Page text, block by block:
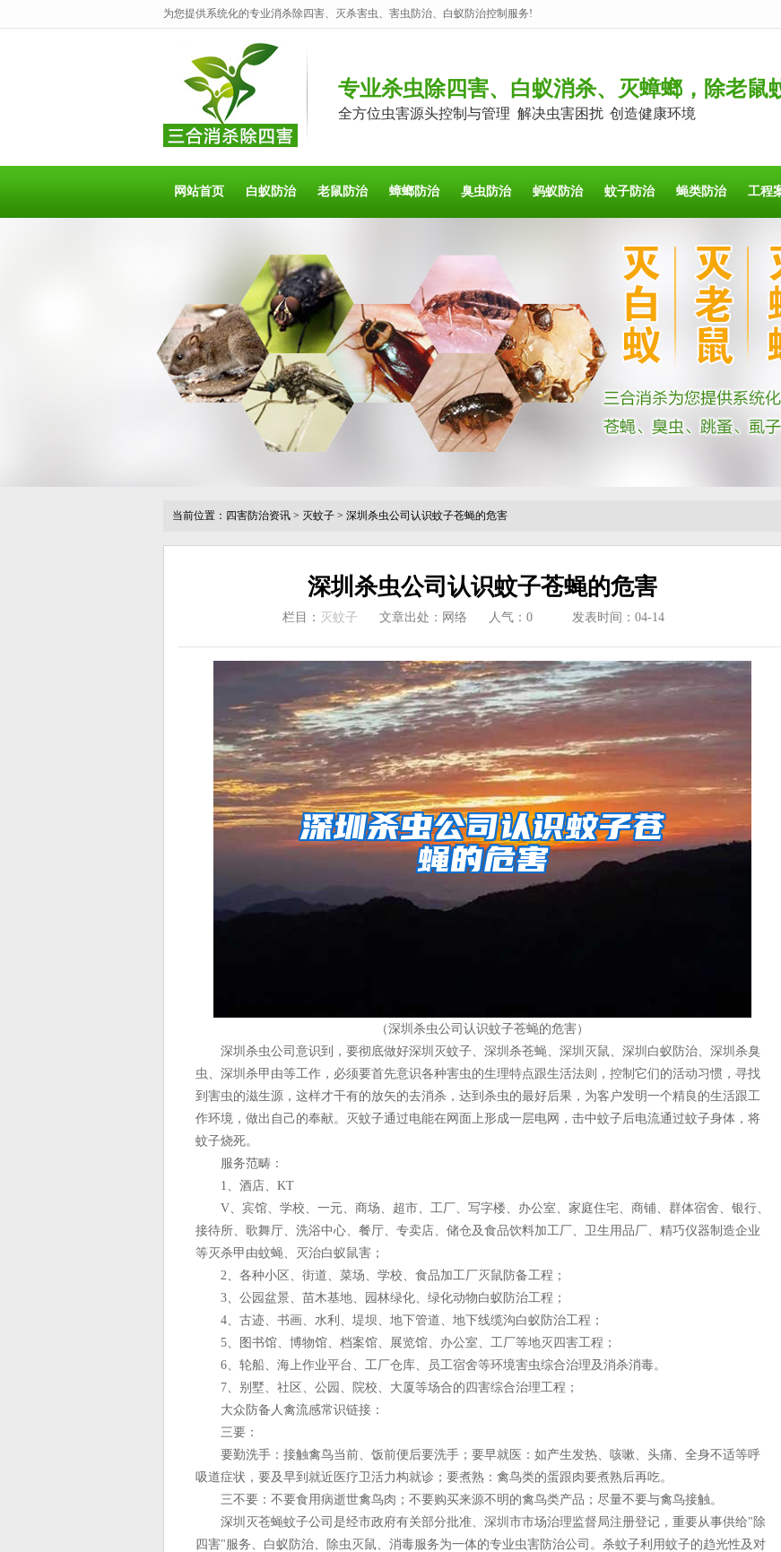
为您提供系统化的专业消杀除四害、灭杀害虫、害虫防治、白蚁防治控制服务!
专业杀虫除四害、白蚁消杀、灭蟑螂，除老鼠
全方位虫害源头控制与管理 解决虫害困扰 创造健康环境
网站首页 白蚁防治 老鼠防治 蟑螂防治 臭虫防治 蚂蚁防治 蚊子防治 蝇类防治 工程
当前位置： 四害防治资讯 > 灭蚊子 > 深圳杀虫公司认识蚊子苍蝇的危害
深圳杀虫公司认识蚊子苍蝇的危害
栏目： 灭蚊子 文章出处：网络 人气： 0 发表时间：04-14
（深圳杀虫公司认识蚊子苍蝇的危害）
深圳杀虫公司意识到，要彻底做好深圳灭蚊子、深圳杀苍蝇、深圳灭鼠、深圳白蚁防治、深圳杀臭
虫、深圳杀甲由等工作，必须要首先意识各种害虫的生理特点跟生活法则，控制它们的活动习惯，寻找
到害虫的滋生源，这样才干有的放矢的去消杀，达到杀虫的最好后果，为客户发明一个精良的生活跟工
作环境，做出自己的奉献。灭蚊子通过电能在网面上形成一层电网，击中蚊子后电流通过蚊子身体，将
蚊子烧死。
服务范畴：
1、酒店、KT
V、宾馆、学校、一元、商场、超市、工厂、写字楼、办公室、家庭住宅、商铺、群体宿舍、银行、
接待所、歌舞厅、洗浴中心、餐厅、专卖店、储仓及食品饮料加工厂、卫生用品厂、精巧仪器制造企业
等灭杀甲由蚊蝇、灭治白蚁鼠害；
2、各种小区、街道、菜场、学校、食品加工厂灭鼠防备工程；
3、公园盆景、苗木基地、园林绿化、绿化动物白蚁防治工程；
4、古迹、书画、水利、堤坝、地下管道、地下线缆沟白蚁防治工程；
5、图书馆、博物馆、档案馆、展览馆、办公室、工厂等地灭四害工程；
6、轮船、海上作业平台、工厂仓库、员工宿舍等环境害虫综合治理及消杀消毒。
7、别墅、社区、公园、院校、大厦等场合的四害综合治理工程；
大众防备人禽流感常识链接：
三要：
要勤洗手：接触禽鸟当前、饭前便后要洗手；要早就医：如产生发热、咳嗽、头痛、全身不适等呼
吸道症状，要及早到就近医疗卫活力构就诊；要煮熟：禽鸟类的蛋跟肉要煮熟后再吃。
三不要：不要食用病逝世禽鸟肉；不要购买来源不明的禽鸟类产品；尽量不要与禽鸟接触。
深圳灭苍蝇蚊子公司是经市政府有关部分批准、深圳市市场治理监督局注册登记，重要从事供给"除
四害"服务、白蚁防治、除虫灭鼠、消毒服务为一体的专业虫害防治公司。杀蚊子利用蚊子的趋光性及对